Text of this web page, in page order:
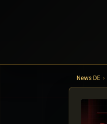
News DE